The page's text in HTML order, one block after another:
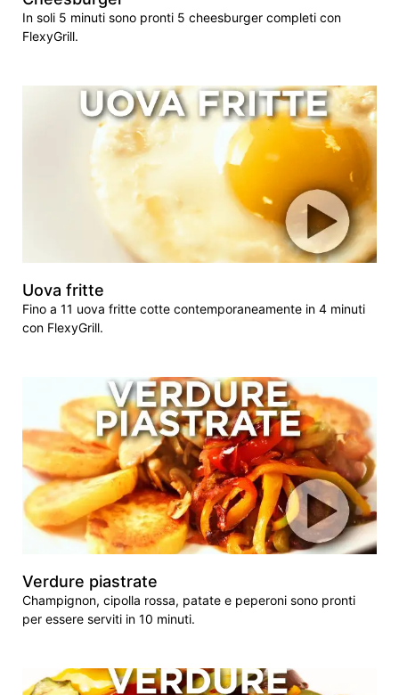
In soli 5 minuti sono pronti 5 cheesburger completi con
FlexyGrill.
Uova fritte
Fino a 11 uova fritte cotte contemporaneamente in 4 minuti
con FlexyGrill.
Verdure piastrate
Champignon, cipolla rossa, patate e peperoni sono pronti
per essere serviti in 10 minuti.